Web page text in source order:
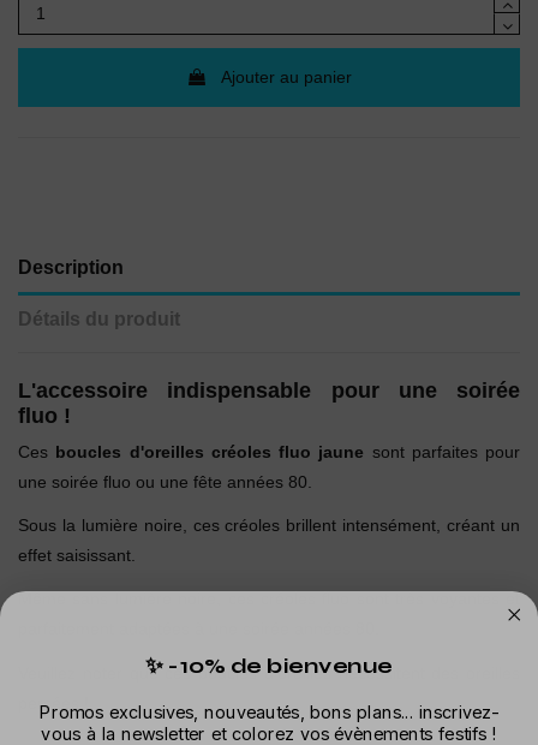
Ajouter au panier
Description
Détails du produit
L'accessoire indispensable pour une soirée
fluo !
Ces boucles d'oreilles créoles fluo jaune sont parfaites pour
une soirée fluo ou une fête années 80.
Sous la lumière noire, ces créoles brillent intensément, créant un
effet saisissant.
Même sans lumière noire, ces créoles fluo sont très voyantes et
Veuillez noter que ces boucles d'oreilles nécessitent des oreilles
percées !
✨ -10% de bienvenue
Promos exclusives, nouveautés, bons plans... inscrivez-
vous à la newsletter et colorez vos évènements festifs !